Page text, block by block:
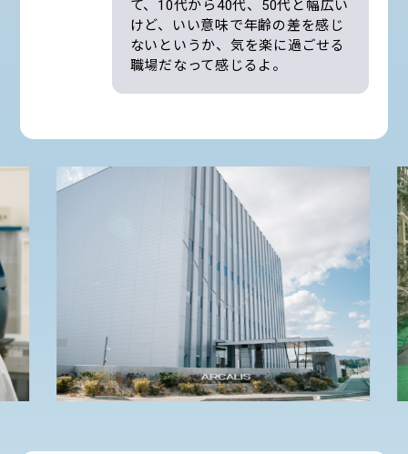
て、10代から40代、50代と幅広い
けど、いい意味で年齢の差を感じ
ないというか、気を楽に過ごせる
職場だなって感じるよ。